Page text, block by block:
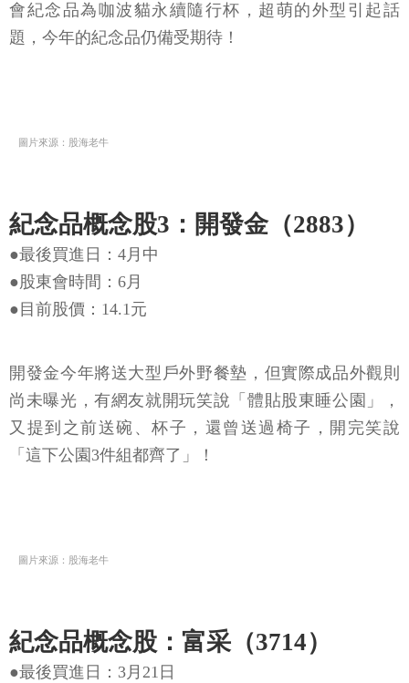
會紀念品為咖波貓永續隨行杯，超萌的外型引起話
題，今年的紀念品仍備受期待！
圖片來源：股海老牛
紀念品概念股3：開發金（2883）
●最後買進日：4月中
●股東會時間：6月
●目前股價：14.1元
開發金今年將送大型戶外野餐墊，但實際成品外觀則
尚未曝光，有網友就開玩笑說「體貼股東睡公園」，
又提到之前送碗、杯子，還曾送過椅子，開完笑說
「這下公園3件組都齊了」！
圖片來源：股海老牛
紀念品概念股：富采（3714）
●最後買進日：3月21日